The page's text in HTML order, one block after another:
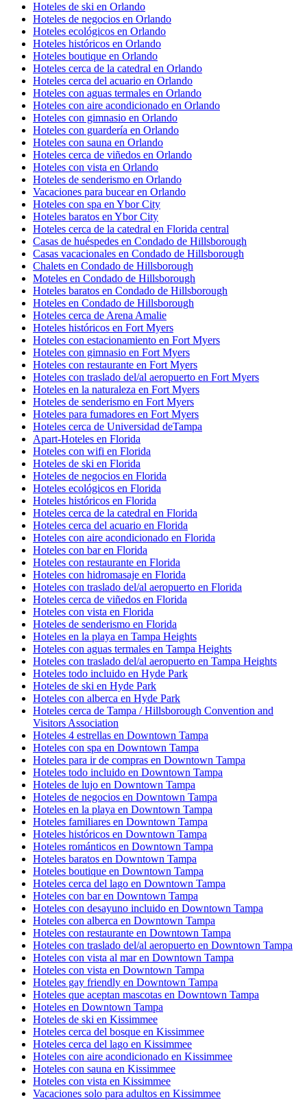
Hoteles de ski en Orlando
Hoteles de negocios en Orlando
Hoteles ecológicos en Orlando
Hoteles históricos en Orlando
Hoteles boutique en Orlando
Hoteles cerca de la catedral en Orlando
Hoteles cerca del acuario en Orlando
Hoteles con aguas termales en Orlando
Hoteles con aire acondicionado en Orlando
Hoteles con gimnasio en Orlando
Hoteles con guardería en Orlando
Hoteles con sauna en Orlando
Hoteles cerca de viñedos en Orlando
Hoteles con vista en Orlando
Hoteles de senderismo en Orlando
Vacaciones para bucear en Orlando
Hoteles con spa en Ybor City
Hoteles baratos en Ybor City
Hoteles cerca de la catedral en Florida central
Casas de huéspedes en Condado de Hillsborough
Casas vacacionales en Condado de Hillsborough
Chalets en Condado de Hillsborough
Moteles en Condado de Hillsborough
Hoteles baratos en Condado de Hillsborough
Hoteles en Condado de Hillsborough
Hoteles cerca de Arena Amalie
Hoteles históricos en Fort Myers
Hoteles con estacionamiento en Fort Myers
Hoteles con gimnasio en Fort Myers
Hoteles con restaurante en Fort Myers
Hoteles con traslado del/al aeropuerto en Fort Myers
Hoteles en la naturaleza en Fort Myers
Hoteles de senderismo en Fort Myers
Hoteles para fumadores en Fort Myers
Hoteles cerca de Universidad deTampa
Apart-Hoteles en Florida
Hoteles con wifi en Florida
Hoteles de ski en Florida
Hoteles de negocios en Florida
Hoteles ecológicos en Florida
Hoteles históricos en Florida
Hoteles cerca de la catedral en Florida
Hoteles cerca del acuario en Florida
Hoteles con aire acondicionado en Florida
Hoteles con bar en Florida
Hoteles con restaurante en Florida
Hoteles con hidromasaje en Florida
Hoteles con traslado del/al aeropuerto en Florida
Hoteles cerca de viñedos en Florida
Hoteles con vista en Florida
Hoteles de senderismo en Florida
Hoteles en la playa en Tampa Heights
Hoteles con aguas termales en Tampa Heights
Hoteles con traslado del/al aeropuerto en Tampa Heights
Hoteles todo incluido en Hyde Park
Hoteles de ski en Hyde Park
Hoteles con alberca en Hyde Park
Hoteles cerca de Tampa / Hillsborough Convention and
Visitors Association
Hoteles 4 estrellas en Downtown Tampa
Hoteles con spa en Downtown Tampa
Hoteles para ir de compras en Downtown Tampa
Hoteles todo incluido en Downtown Tampa
Hoteles de lujo en Downtown Tampa
Hoteles de negocios en Downtown Tampa
Hoteles en la playa en Downtown Tampa
Hoteles familiares en Downtown Tampa
Hoteles históricos en Downtown Tampa
Hoteles románticos en Downtown Tampa
Hoteles baratos en Downtown Tampa
Hoteles boutique en Downtown Tampa
Hoteles cerca del lago en Downtown Tampa
Hoteles con bar en Downtown Tampa
Hoteles con desayuno incluido en Downtown Tampa
Hoteles con alberca en Downtown Tampa
Hoteles con restaurante en Downtown Tampa
Hoteles con traslado del/al aeropuerto en Downtown Tampa
Hoteles con vista al mar en Downtown Tampa
Hoteles con vista en Downtown Tampa
Hoteles gay friendly en Downtown Tampa
Hoteles que aceptan mascotas en Downtown Tampa
Hoteles en Downtown Tampa
Hoteles de ski en Kissimmee
Hoteles cerca del bosque en Kissimmee
Hoteles cerca del lago en Kissimmee
Hoteles con aire acondicionado en Kissimmee
Hoteles con sauna en Kissimmee
Hoteles con vista en Kissimmee
Vacaciones solo para adultos en Kissimmee